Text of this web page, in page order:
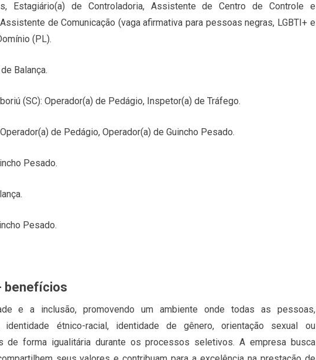
Estagiário(a) de Controladoria, Assistente de Centro de Controle e
de Comunicação (vaga afirmativa para pessoas negras, LGBTI+ e
(PL).
Balança.
(SC): Operador(a) de Pedágio, Inspetor(a) de Tráfego.
de Pedágio, Operador(a) de Guincho Pesado.
Pesado.
Pesado.
benefícios
e a inclusão, promovendo um ambiente onde todas as pessoas,
identidade étnico-racial, identidade de gênero, orientação sexual ou
de forma igualitária durante os processos seletivos. A empresa busca